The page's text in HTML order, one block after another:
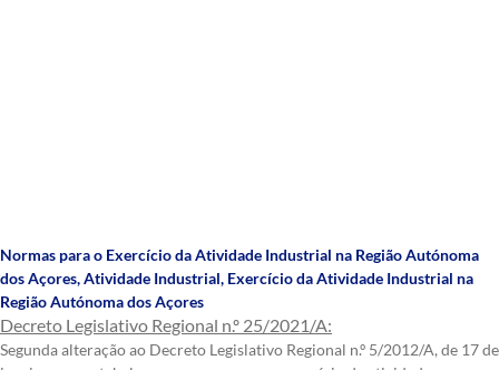
Normas para o Exercício da Atividade Industrial na Região Autónoma
dos Açores,Atividade Industrial, Exercício da Atividade Industrial na
Região Autónoma dos Açores
Decreto Legislativo Regional n.º 25/2021/A:
Segunda alteração ao Decreto Legislativo Regional n.º 5/2012/A, de 17 de